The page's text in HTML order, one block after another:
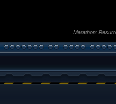
Marathon: